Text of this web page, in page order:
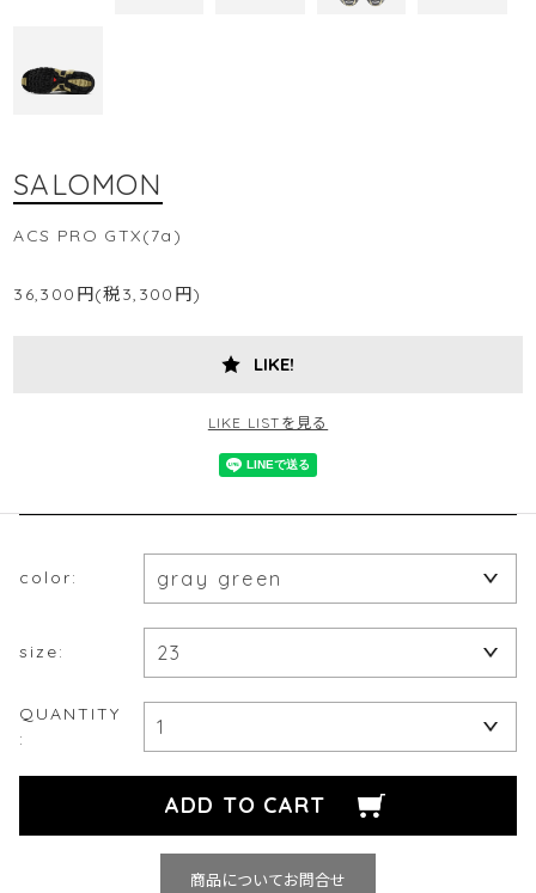
SALOMON
ACS PRO GTX(7a)
36,300円(税3,300円)
LIKE!
LIKE LISTを見る
color:
size:
QUANTITY
:
商品についてお問合せ